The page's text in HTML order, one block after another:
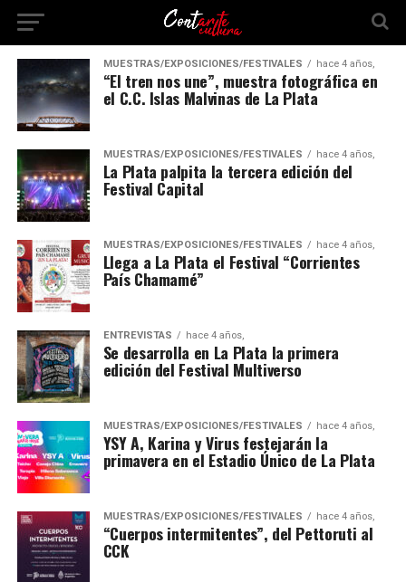
MUESTRAS/EXPOSICIONES/FESTIVALES hace 4 años,
“El tren nos une”, muestra fotográfica en
el C.C. Islas Malvinas de La Plata
MUESTRAS/EXPOSICIONES/FESTIVALES hace 4 años,
La Plata palpita la tercera edición del
Festival Capital
MUESTRAS/EXPOSICIONES/FESTIVALES hace 4 años,
Llega a La Plata el Festival “Corrientes
País Chamamé”
ENTREVISTAS hace 4 años,
Se desarrolla en La Plata la primera
edición del Festival Multiverso
MUESTRAS/EXPOSICIONES/FESTIVALES hace 4 años,
YSY A, Karina y Virus festejarán la
primavera en el Estadio Único de La Plata
MUESTRAS/EXPOSICIONES/FESTIVALES hace 4 años,
“Cuerpos intermitentes”, del Pettoruti al
CCK